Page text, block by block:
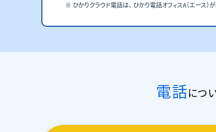
ひかりクラウド電話は、 ひかり電話オフィスA（エース）
電話につ